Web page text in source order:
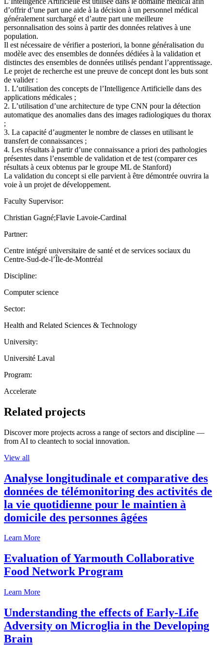
d’offrir d’une part une aide à la décision à un personnel médical
généralement surchargé et d’autre part une meilleure
personnalisation des soins à partir des données relatives à une
population.
Il est nécessaire de vérifier a posteriori, la bonne généralisation du
modèle avec des ensembles de données dédiées à la validation et
distinctes des ensembles de données utilisés pendant l’apprentissage.
Le projet de recherche est une preuve de concept dont les buts sont
de valider :
1. L’utilisation des concepts de l’Intelligence Artificielle dans des
applications médicales ;
2. L’utilisation d’une architecture de type CNN pour la détection
automatique des anomalies dans des images radiologiques du thorax
;
3. La capacité d’augmenter le nombre de classes en utilisant le
transfert de connaissances ;
4. Les résultats à partir d’une connaissance a priori des pathologies
présentes dans l’ensemble de validation et de test (comparer ces
résultats à ceux obtenus par le groupe ML de Stanford)
La validation du concept si elle parvient à être démontrée ouvrira la
voie à un projet de développement.
Faculty Supervisor:
Christian Gagné;Flavie Lavoie-Cardinal
Partner:
Centre intégré universitaire de santé et de services sociaux du
Centre-Sud-de-l’Île-de-Montréal
Discipline:
Computer science
Sector:
Health and Related Sciences & Technology
University:
Université Laval
Program:
Accelerate
Related projects
Discover more projects across a range of sectors and discipline —
from AI to cleantech to social innovation.
View all
Analyse longitudinale et comparative des
données de télémonitoring des activités de
la vie quotidienne pour le maintien à
domicile des personnes âgées
Learn More
Evaluation of Yarmouth Collaborative
Food Network Program
Learn More
Understanding the effects of Early-Life
Adversity on Microglia in the Developing
Brain